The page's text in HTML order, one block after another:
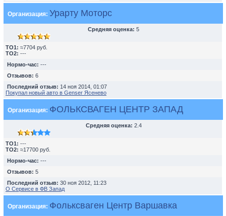
Организация: Урарту Моторс
Средняя оценка: 5
TO1: ≈7704 руб.
TO2: ---
Нормо-час: ---
Отзывов: 6
Последний отзыв: 14 ноя 2014, 01:07
Покупал новый авто в Genser Ясенево
Организация: ФОЛЬКСВАГЕН ЦЕНТР ЗАПАД
Средняя оценка: 2.4
TO1: ---
TO2: ≈17700 руб.
Нормо-час: ---
Отзывов: 5
Последний отзыв: 30 ноя 2012, 11:23
О Сервисе в ФВ Запад
Организация: Фольксваген Центр Варшавка